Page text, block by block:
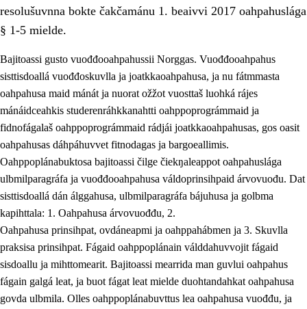
resolušuvnna bokte čakčamánu 1. beaivvi 2017 oahpahuslága
§ 1-5 mielde.
Bajitoassi gusto vuođđooahpahussii Norggas. Vuođđooahpahus
sisttisdoallá vuođđoskuvlla ja joatkkaoahpahusa, ja nu fátmmasta
oahpahusa maid mánát ja nuorat ožžot vuosttaš luohká rájes
mánáidceahkis studerenráhkkanahtti oahppoprográmmaid ja
fidnofágalaš oahppoprográmmaid rádjái joatkkaoahpahusas, gos oasit
oahpahusas dáhpáhuvvet fitnodagas ja bargoeallimis.
Oahppoplánabuktosa bajitoassi čilge čiekŋaleappot oahpahuslága
ulbmilparagráfa ja vuođđooahpahusa váldoprinsihpaid árvovuođu. Dat
sisttisdoallá dán álggahusa, ulbmilparagráfa bájuhusa ja golbma
kapihttala: 1. Oahpahusa árvovuođđu, 2.
Oahpahusa prinsihpat, ovdáneapmi ja oahppahábmen ja 3. Skuvlla
praksisa prinsihpat. Fágaid oahppoplánain válddahuvvojit fágaid
sisdoallu ja mihttomearit. Bajitoassi mearrida man guvlui oahpahus
fágain galgá leat, ja buot fágat leat mielde duohtandahkat oahpahusa
govda ulbmila. Olles oahppoplánabuvttus lea oahpahusa vuođđu, ja